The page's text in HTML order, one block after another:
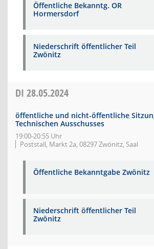
Öffentliche Bekanntg. OR
Hormersdorf
Niederschrift öffentlicher Teil
Zwönitz
DI 28.05.2024
öffentliche und nicht-öffentliche
Technischen Ausschusses
19:00-20:55 Uhr
Poststall, Markt 2a, 08297 Zwönitz, Saal
Öffentliche Bekanntgabe Zwönitz
Niederschrift öffentlicher Teil
Zwönitz